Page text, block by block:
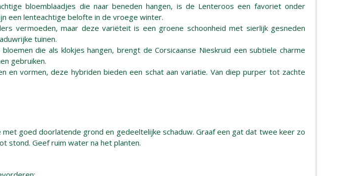
bloemblaadjes die naar beneden hangen, is de Lenteroos een favoriet onder
een lenteachtige belofte in de vroege winter.
vermoeden, maar deze variëteit is een groene schoonheid met sierlijk gesneden
tuinen.
die als klokjes hangen, brengt de Corsicaanse Nieskruid een subtiele charme
gebruiken.
en vormen, deze hybriden bieden een schat aan variatie. Van diep purper tot zachte
goed doorlatende grond en gedeeltelijke schaduw. Graaf een gat dat twee keer zo
stond. Geef ruim water na het planten.